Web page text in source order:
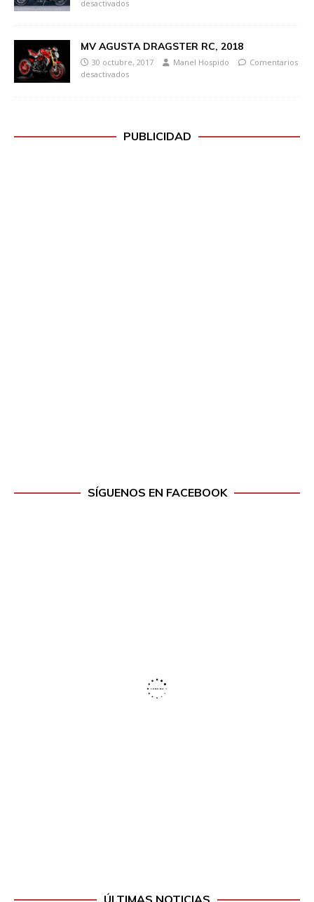
desactivados
MV AGUSTA DRAGSTER RC, 2018
30 octubre, 2017 Manel Hospido
Comentarios
desactivados
PUBLICIDAD
SÍGUENOS EN FACEBOOK
ÚLTIMAS NOTICIAS